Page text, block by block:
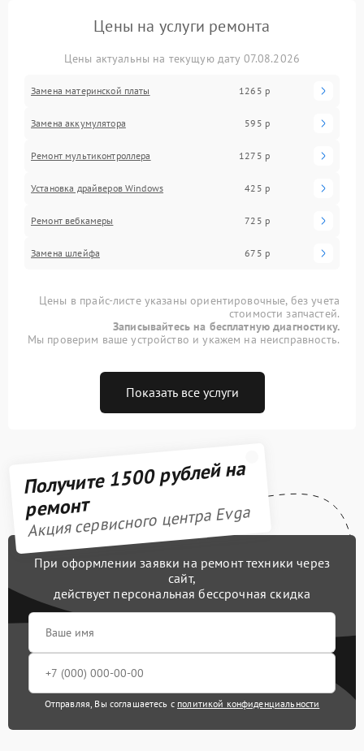
Цены на услуги ремонта
Цены актуальны на текущую дату 07.08.2026
Замена материнской платы 1265 р
Замена аккумулятора 595 р
Ремонт мультиконтроллера 1275 р
Установка драйверов Windows 425 р
Ремонт вебкамеры 725 р
Замена шлейфа 675 р
Цены в прайс-листе указаны ориентировочные, без учета
стоимости запчастей.
Записывайтесь на бесплатную диагностику.
Мы проверим ваше устройство и укажем на неисправность.
Показать все услуги
Получите 1500 рублей на
ремонт
Акция сервисного центра Evga
При оформлении заявки на ремонт техники через
сайт,
действует персональная бессрочная скидка
Отправляя, Вы соглашаетесь с политикой конфиденциальности